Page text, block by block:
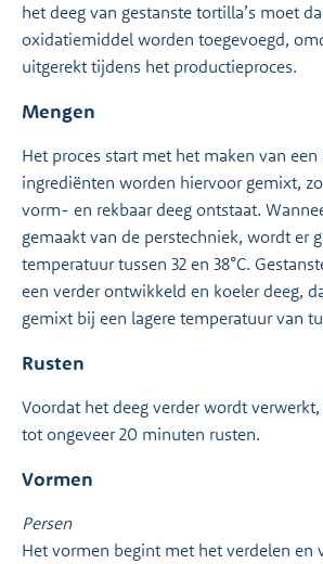
het deeg van gestanste tortilla’s moet
oxidatiemiddel worden toegevoegd,
uitgerekt tijdens het productieproces.
Mengen
Het proces start met het maken van een
ingrediënten worden hiervoor gemixt,
vorm- en rekbaar deeg ontstaat.
gemaakt van de perstechniek, wordt er
temperatuur tussen 32 en 38°C.
een verder ontwikkeld en koeler deeg,
gemixt bij een lagere temperatuur van
Rusten
Voordat het deeg verder wordt
tot ongeveer 20 minuten rusten.
Vormen
Persen
Het vormen begint met het verdelen en